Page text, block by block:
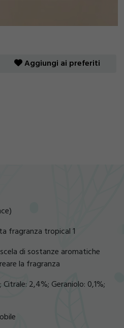
Aggiungi ai preferiti
fragranza tropical 1
di sostanze aromatiche
la fragranza
2,4%; Geraniolo: 0,1%;